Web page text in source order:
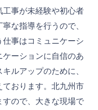
事が未経験や初心者
な指導を行うので、
事はコミュニケーシ
ーションに自信のあ
ルアップのために、
おります。北九州市
ので、大きな現場で